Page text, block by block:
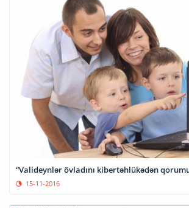
“Valideynlər övladını kibertəhlükədən
15-11-2016